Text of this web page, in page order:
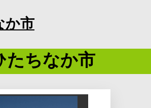
か市
たちなか市